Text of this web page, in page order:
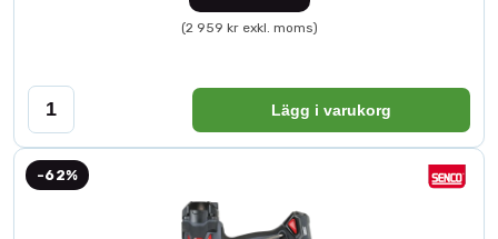
(2 959 kr exkl. moms)
Lägg i varukorg
-62%